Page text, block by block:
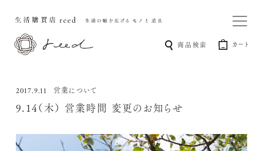
商品検索 カート
2017.9.11 営業について
9.14（木） 営業時間 変更のお知らせ